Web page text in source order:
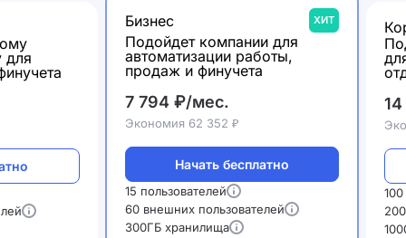
для
Бизнес ХИТ
Подойдет компании для
автоматизации работы,
продаж и финучета
7 794 ₽/мес.
Экономия 62 352 ₽
Начать бесплатно
15 пользователей
60 внешних пользователей
300ГБ хранилища